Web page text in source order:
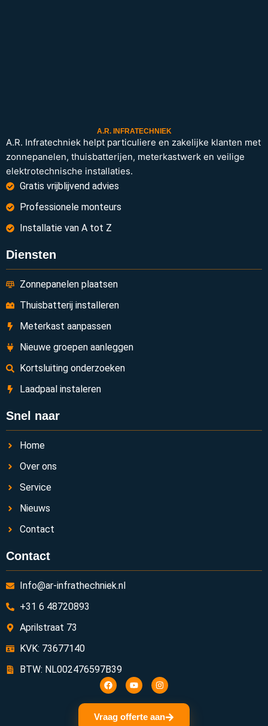
A.R. INFRATECHNIEK
A.R. Infratechniek helpt particuliere en zakelijke klanten met
zonnepanelen, thuisbatterijen, meterkastwerk en veilige
elektrotechnische installaties.
Gratis vrijblijvend advies
Professionele monteurs
Installatie van A tot Z
Diensten
Zonnepanelen plaatsen
Thuisbatterij installeren
Meterkast aanpassen
Nieuwe groepen aanleggen
Kortsluiting onderzoeken
Laadpaal instaleren
Snel naar
Home
Over ons
Service
Nieuws
Contact
Contact
Info@ar-infrathechniek.nl
+31 6 48720893
Aprilstraat 73
KVK: 73677140
BTW: NL002476597B39
Vraag offerte aan